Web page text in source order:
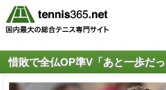
惜敗で全仏OP準V「あと一歩だっ